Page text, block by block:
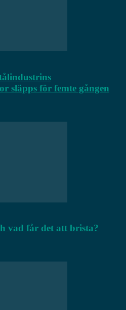
släpps för femte gången
vad får det att brista?